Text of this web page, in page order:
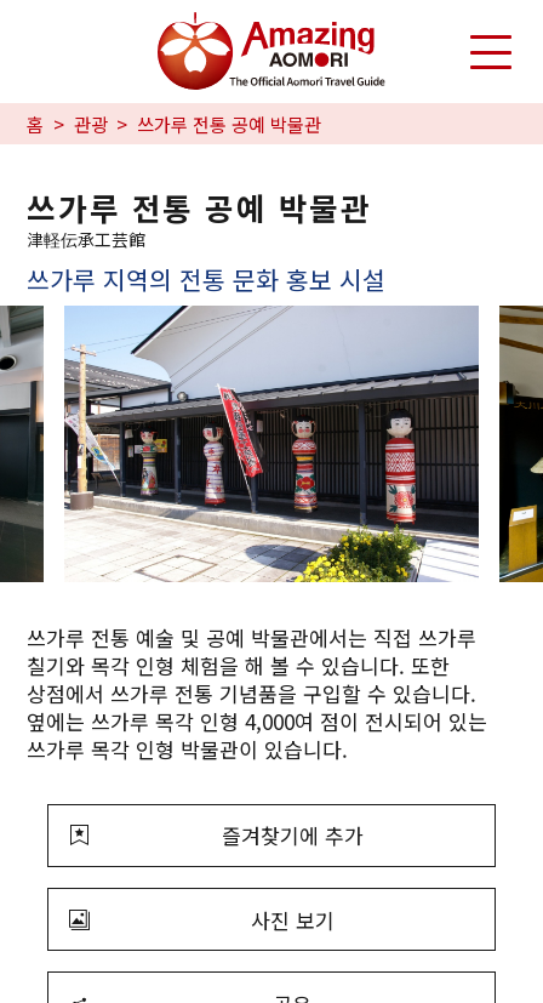
홈 관광 쓰가루 전통 공예 박물관
쓰가루 전통 공예 박물관
津軽伝承工芸館
쓰가루 지역의 전통 문화 홍보 시설
쓰가루 전통 예술 및 공예 박물관에서는 직접 쓰가루
칠기와 목각 인형 체험을 해 볼 수 있습니다. 또한
상점에서 쓰가루 전통 기념품을 구입할 수 있습니다.
옆에는 쓰가루 목각 인형 4,000여 점이 전시되어 있는
쓰가루 목각 인형 박물관이 있습니다.
즐겨찾기에 추가
사진 보기